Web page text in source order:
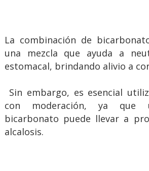
La combinación de
una mezcla que ayuda a
estomacal, brindando alivio a
Sin embargo, es esencial
con moderación, ya que
bicarbonato puede llevar a
alcalosis.